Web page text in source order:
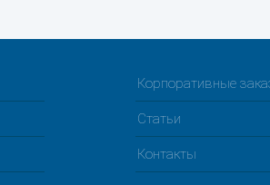
Корпоративные
Статьи
Контакты